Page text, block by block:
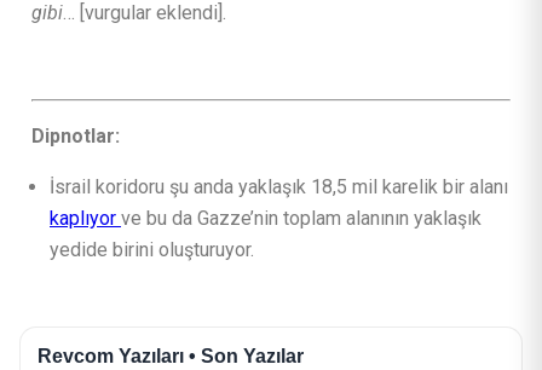
gibi… [vurgular eklendi].
Dipnotlar:
İsrail koridoru şu anda yaklaşık 18,5 mil karelik bir alanı
kaplıyor ve bu da Gazze’nin toplam alanının yaklaşık
yedide birini oluşturuyor.
Revcom Yazıları • Son Yazılar